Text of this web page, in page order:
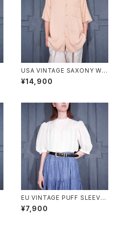
USA VINTAGE SAXONY WO
VEN DESIGN OPEN COLLA
R HALF SLEEVE SILK SHIR
¥14,900
EU VINTAGE PUFF SLEEVE
LACE DESIGN HALF SLEEV
E COTTON BLOUSE/ヨーロ
¥7,900